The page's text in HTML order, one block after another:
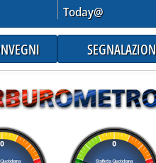
AGEVOLAZIONI PER
Today@